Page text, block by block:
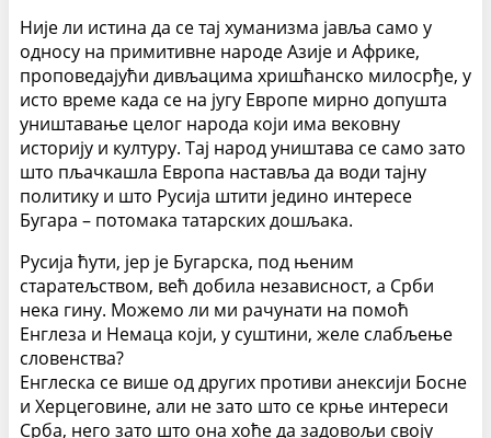
Није ли истина да се тај хуманизма јавља само у
односу на примитивне народе Азије и Африке,
проповедајући дивљацима хришћанско милосрђе, у
исто време када се на југу Европе мирно допушта
уништавање целог народа који има вековну
историју и културу. Тај народ уништава се само зато
што пљачкашла Европа наставља да води тајну
политику и што Русија штити једино интересе
Бугара – потомака татарских дошљака.
Русија ћути, јер је Бугарска, под њеним
старатељством, већ добила независност, а Срби
нека гину. Можемо ли ми рачунати на помоћ
Енглеза и Немаца који, у суштини, желе слабљење
словенства?
Енглеска се више од других противи анексији Босне
и Херцеговине, али не зато што се крње интереси
Срба, него зато што она хоће да задовољи своју